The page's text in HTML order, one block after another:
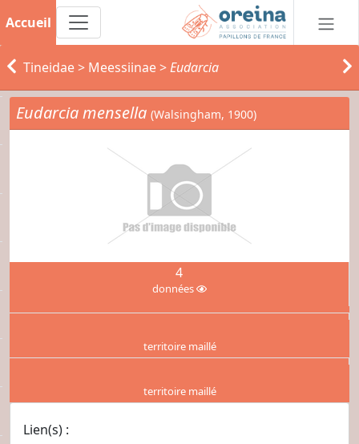
Accueil
Tineidae> Meessiinae>Eudarcia
Eudarcia mensella (Walsingham, 1900)
4
données
territoire maillé
territoire maillé
Lien(s) :